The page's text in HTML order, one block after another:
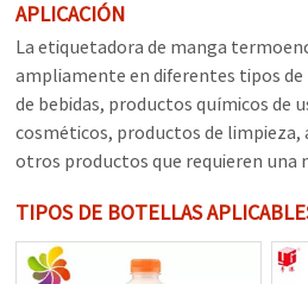
APLICACIÓN
La etiquetadora de manga
ampliamente en diferentes tipos
de bebidas, productos químicos de
cosméticos, productos de limpieza,
otros productos que requieren una
TIPOS DE BOTELLAS